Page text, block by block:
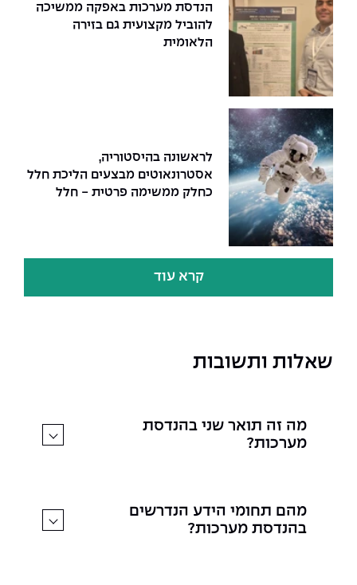
הנדסת מערכות באפקה ממשיכה
להוביל מקצועית גם בזירה
הלאומית
לראשונה בהיסטוריה,
אסטרונאוטים מבצעים הליכת חלל
כחלק ממשימה פרטית - חלל
קרא עוד
שאלות ותשובות
מה זה תואר שני בהנדסת
מערכות?
מהם תחומי הידע הנדרשים
בהנדסת מערכות?